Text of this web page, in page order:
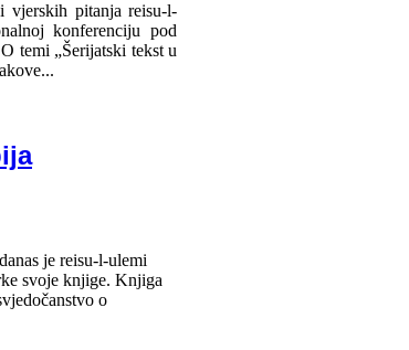
vjerskih pitanja reisu-l-
konferenciju pod
temi „Šerijatski tekst u
je reisu-l-ulemi
svoje knjige. Knjiga
o